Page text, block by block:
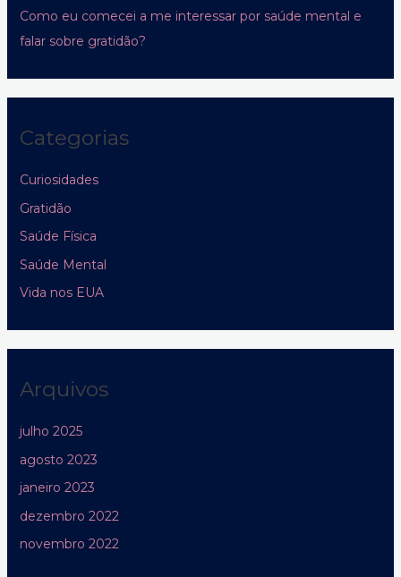
Como eu comecei a me interessar por saúde mental e
falar sobre gratidão?
Categorias
Curiosidades
Gratidão
Saúde Física
Saúde Mental
Vida nos EUA
Arquivos
julho 2025
agosto 2023
janeiro 2023
dezembro 2022
novembro 2022